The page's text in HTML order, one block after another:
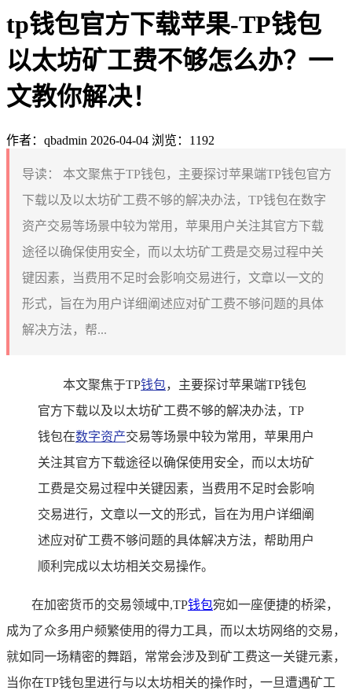
tp钱包官方下载苹果-TP钱包
以太坊矿工费不够怎么办？一
文教你解决！
作者：qbadmin 2026-04-04 浏览：1192
导读：
本文聚焦于TP钱包，主要探讨苹果端TP钱包官方
下载以及以太坊矿工费不够的解决办法，TP钱包在数字
资产交易等场景中较为常用，苹果用户关注其官方下载
途径以确保使用安全，而以太坊矿工费是交易过程中关
键因素，当费用不足时会影响交易进行，文章以一文的
形式，旨在为用户详细阐述应对矿工费不够问题的具体
解决方法，帮...
本文聚焦于TP钱包，主要探讨苹果端TP钱包
官方下载以及以太坊矿工费不够的解决办法，TP
钱包在数字资产交易等场景中较为常用，苹果用户
关注其官方下载途径以确保使用安全，而以太坊矿
工费是交易过程中关键因素，当费用不足时会影响
交易进行，文章以一文的形式，旨在为用户详细阐
述应对矿工费不够问题的具体解决方法，帮助用户
顺利完成以太坊相关交易操作。
在加密货币的交易领域中,TP钱包宛如一座便捷的桥梁，
成为了众多用户频繁使用的得力工具，而以太坊网络的交易，
就如同一场精密的舞蹈，常常会涉及到矿工费这一关键元素，
当你在TP钱包里进行与以太坊相关的操作时，一旦遭遇矿工